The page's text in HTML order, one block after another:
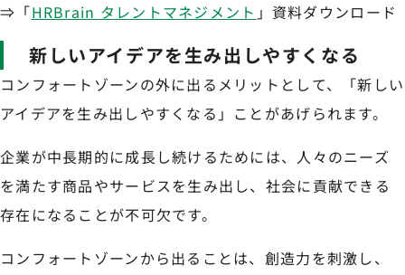
⇒「HRBrain タレントマネジメント 」資料ダウンロード
新しいアイデアを生み出しやすくなる
コンフォートゾーンの外に出るメリットとして、「新しい
アイデアを生み出しやすくなる」ことがあげられます。
企業が中長期的に成長し続けるためには、人々のニーズ
を満たす商品やサービスを生み出し、社会に貢献できる
存在になることが不可欠です。
コンフォートゾーンから出ることは、創造力を刺激し、